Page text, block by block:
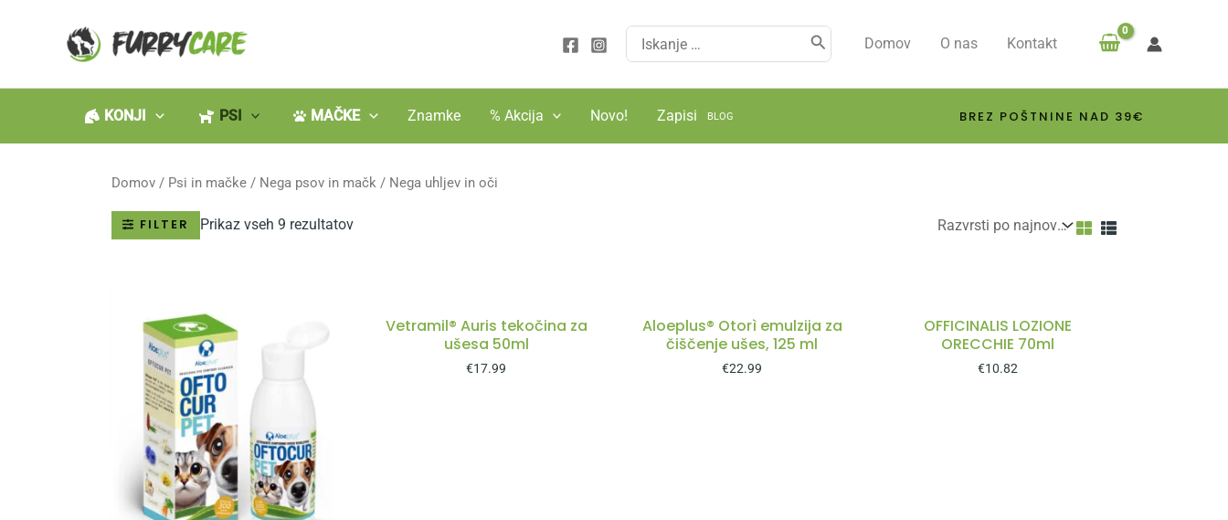
Search
Domov O nas Kontakt
KONJI PSI MAČKE Znamke % Akcija Novo! Zapisi BLOG BREZ POŠTNINE NAD 39€
Domov / Psi in mačke / Nega psov in mačk / Nega uhljev in oči
FILTER Prikaz vseh 9 rezultatov
Vetramil® Auris tekočina za
ušesa 50ml
€17.99
Aloeplus® Otorì emulzija za
čiščenje ušes, 125 ml
€22.99
OFFICINALIS LOZIONE
ORECCHIE 70ml
€10.82